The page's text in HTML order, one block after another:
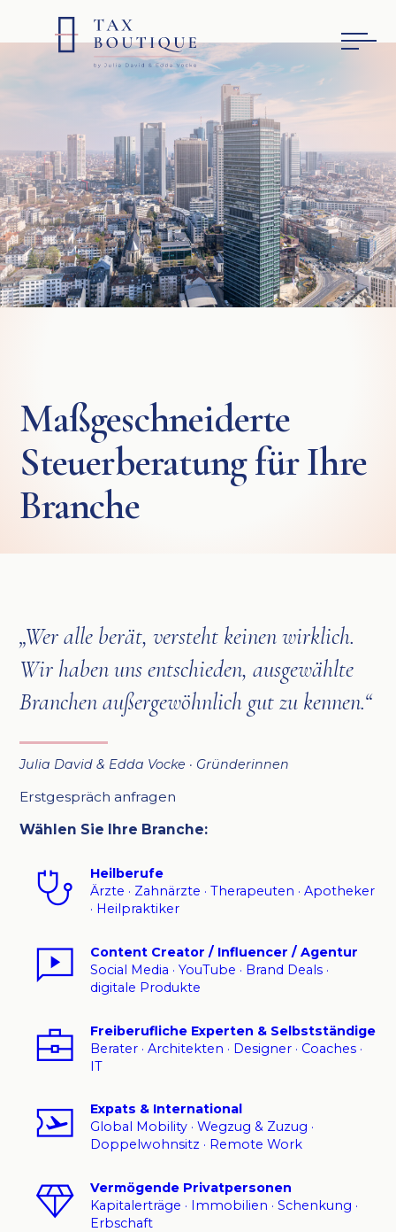
Maßgeschneiderte
Steuerberatung für Ihre
Branche
„Wer alle berät, versteht keinen wirklich.
Wir haben uns entschieden, ausgewählte
Branchen außergewöhnlich gut zu kennen.“
Julia David & Edda Vocke · Gründerinnen
Erstgespräch anfragen
Wählen Sie Ihre Branche:
Heilberufe
Ärzte · Zahnärzte · Therapeuten · Apotheker
· Heilpraktiker
Content Creator / Influencer / Agentur
Social Media · YouTube · Brand Deals ·
digitale Produkte
Freiberufliche Experten & Selbstständige
Berater · Architekten · Designer · Coaches ·
IT
Expats & International
Global Mobility · Wegzug & Zuzug ·
Doppelwohnsitz · Remote Work
Vermögende Privatpersonen
Kapitalerträge · Immobilien · Schenkung ·
Erbschaft